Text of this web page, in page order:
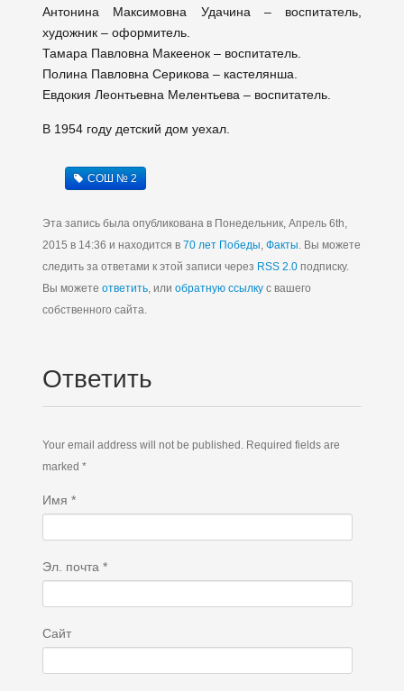
Антонина Максимовна Удачина – воспитатель,
художник – оформитель.
Тамара Павловна Макеенок – воспитатель.
Полина Павловна Серикова – кастелянша.
Евдокия Леонтьевна Мелентьева – воспитатель.
В 1954 году детский дом уехал.
СОШ № 2
Эта запись была опубликована в Понедельник, Апрель 6th,
2015 в 14:36 и находится в 70 лет Победы, Факты. Вы можете
следить за ответами к этой записи через RSS 2.0подписку.
Вы можете ответить, или обратную ссылкус вашего
собственного сайта.
Ответить
Your email address will not be published. Required fields are
marked *
Имя *
Эл. почта *
Сайт